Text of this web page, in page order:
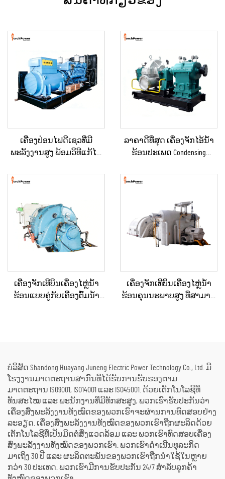
ເຄື່ອງປ່ອນໄຟດີເຊວທີ່ມີ
ພະລັງງານສູງ ພ້ອມວິທີແກ້ໄຂ
ການຂຸດຄົ້ນບໍ່ແຮ່ / ການຜະລິດ
ລາຄາດີທີ່ສຸດ ເຄື່ອງຈັກໄອ້ນ້ຳ
ຮ້ອນປະເພດ Condensing
500KW, 1MW ສຳລັບການສະຫ
ອຸດສາຫະກຳ
ເຄື່ອງຈັກເທີບິນເຄື່ອງໄຫຼ່ນ້ຳ
ຮ້ອນແບບຄູ່ກັບເຄື່ອງຕົ້ມນ້ຳ
ເຄື່ອງຈັກເທີບິນເຄື່ອງໄຫຼ່ນ້ຳ
ຮ້ອນຄຸນນະພາບສູງ ທີ່ສາມາດ
ບໍລິສັດ Shandong Huayang Juneng Electric Power Technology Co., Ltd. ມີ
ໂຮງງານມາດຕະຖານສາກົນທີ່ໄດ້ຮັບການຮັບຮອງຕາມ
ມາດຕະຖານ ISO9001, ISO14001 ແລະ ISO45001. ດ້ວຍເຕັກໂນໂລຊີທີ່
ທັນສະໄໝ ແລະ ພະນັກງານທີ່ມີທັກສະສູງ, ພວກເຮົາຮັບປະກັນວ່າ
ເຄື່ອງສົ່ງພະລັງງານທັງໝົດຂອງພວກເຮົາຈະຜ່ານການທົດສອບຢ່າງ
ລະອຽດ. ເຄື່ອງສົ່ງພະລັງງານທັງໝົດຂອງພວກເຮົາຖືກຜະລິດດ້ວຍ
ເຕັກໂນໂລຊີທີ່ເປັນມິດຕໍ່ສິ່ງແວດລ້ອມ ແລະ ພວກເຮົາທົດສອບເຄື່ອງ
ສົ່ງພະລັງງານທັງໝົດຂອງພວກເຮົາ. ພວກເຮົາດຳເນີນທຸລະກິດ
ມາເຖິງ 30 ປີ ແລະ ຜະລິດຕະພັນຂອງພວກເຮົາຖືກນຳໃຊ້ໃນຫຼາຍ
ກວ່າ 30 ປະເທດ. ພວກເຮົາມີການຮັບປະກັນ 24/7 ສຳລັບລູກຄ້າ